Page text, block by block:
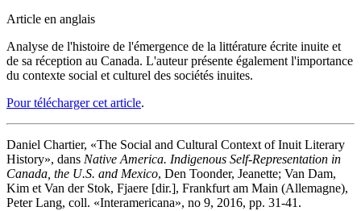
Article en anglais
Analyse de l'histoire de l'émergence de la littérature écrite inuite et
de sa réception au Canada. L'auteur présente également l'importance
du contexte social et culturel des sociétés inuites.
Pour télécharger cet article.
Daniel Chartier, «The Social and Cultural Context of Inuit Literary
History», dans Native America. Indigenous Self-Representation in
Canada, the U.S. and Mexico, Den Toonder, Jeanette; Van Dam,
Kim et Van der Stok, Fjaere [dir.], Frankfurt am Main (Allemagne),
Peter Lang, coll. «Interamericana», no 9, 2016, pp. 31-41.